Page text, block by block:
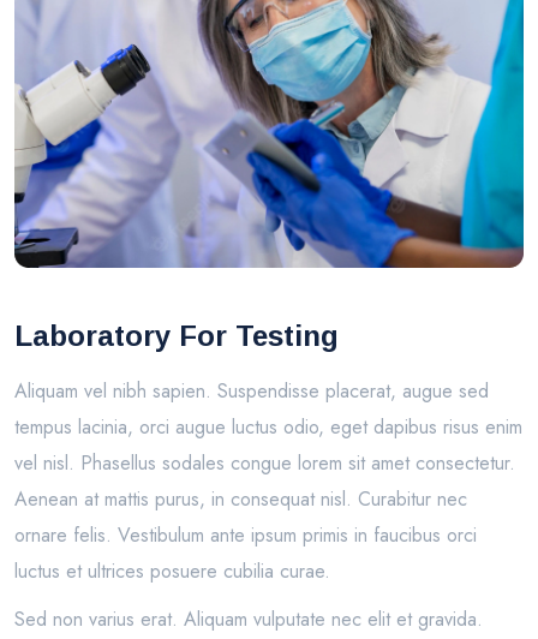
Laboratory For Testing
Aliquam vel nibh sapien. Suspendisse placerat, augue sed
tempus lacinia, orci augue luctus odio, eget dapibus risus enim
vel nisl. Phasellus sodales congue lorem sit amet consectetur.
Aenean at mattis purus, in consequat nisl. Curabitur nec
ornare felis. Vestibulum ante ipsum primis in faucibus orci
luctus et ultrices posuere cubilia curae.
Sed non varius erat. Aliquam vulputate nec elit et gravida.